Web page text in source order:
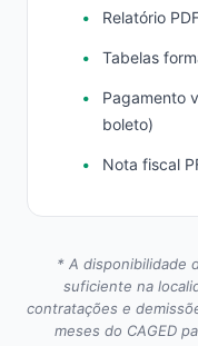
Relatório
Tabelas
Pagamento
boleto)
Nota fiscal
* A disponibilidade
suficiente na
contratações e
meses do CAGED